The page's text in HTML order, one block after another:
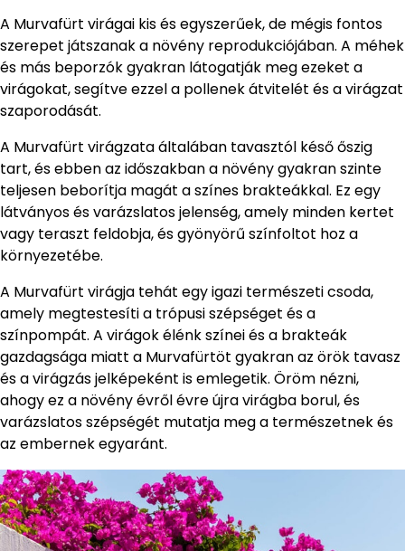
A Murvafürt virágai kis és egyszerűek, de mégis fontos
szerepet játszanak a növény reprodukciójában. A méhek
és más beporzók gyakran látogatják meg ezeket a
virágokat, segítve ezzel a pollenek átvitelét és a virágzat
szaporodását.
A Murvafürt virágzata általában tavasztól késő őszig
tart, és ebben az időszakban a növény gyakran szinte
teljesen beborítja magát a színes brakteákkal. Ez egy
látványos és varázslatos jelenség, amely minden kertet
vagy teraszt feldobja, és gyönyörű színfoltot hoz a
környezetébe.
A Murvafürt virágja tehát egy igazi természeti csoda,
amely megtestesíti a trópusi szépséget és a
színpompát. A virágok élénk színei és a brakteák
gazdagsága miatt a Murvafürtöt gyakran az örök tavasz
és a virágzás jelképeként is emlegetik. Öröm nézni,
ahogy ez a növény évről évre újra virágba borul, és
varázslatos szépségét mutatja meg a természetnek és
az embernek egyaránt.